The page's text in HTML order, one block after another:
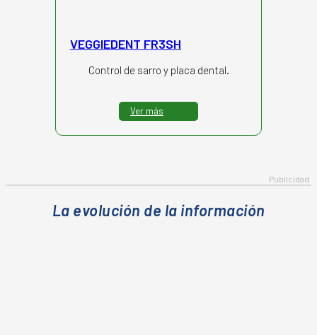
VEGGIEDENT FR3SH
Control de sarro y placa dental.
Ver más
La evolución de la información